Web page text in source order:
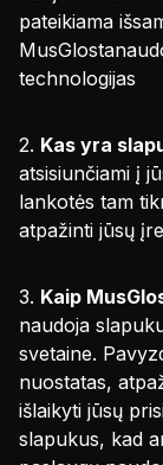
pateikiama
technologijas
2. Kas yra
atsisiunčiami į
lankotės tam
atpažinti jūsų
3. Kaip
naudoja
svetaine.
nuostatas,
išlaikyti jūsų
slapukus, kad